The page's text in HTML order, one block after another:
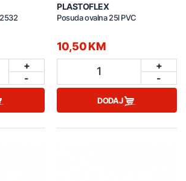
+
-
PLASTOFLEX
Posuda ovalna 25l PVC
10,50 KM
1
+
-
DODAJ